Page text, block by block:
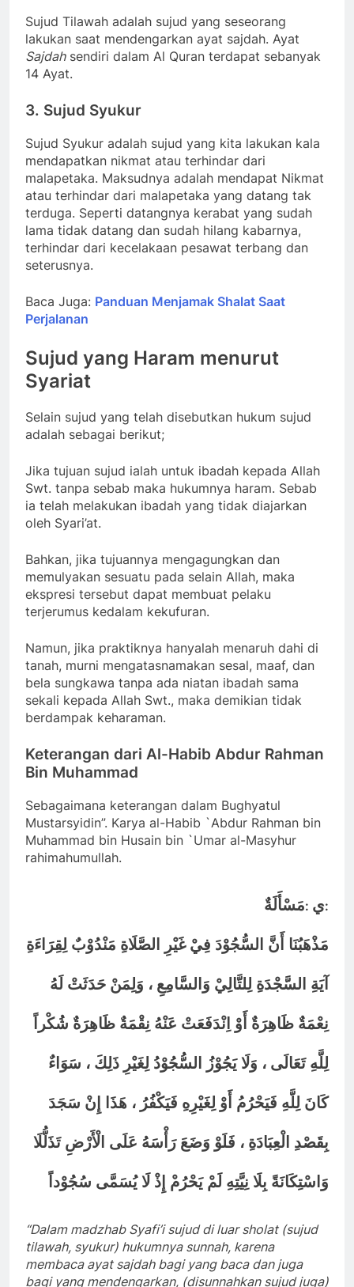
Sujud Tilawah adalah sujud yang seseorang
lakukan saat mendengarkan ayat sajdah. Ayat
Sajdahsendiri dalam Al Quran terdapat sebanyak
14 Ayat.
3. Sujud Syukur
Sujud Syukur adalah sujud yang kita lakukan kala
mendapatkan nikmat atau terhindar dari
malapetaka. Maksudnya adalah mendapat Nikmat
atau terhindar dari malapetaka yang datang tak
terduga. Seperti datangnya kerabat yang sudah
lama tidak datang dan sudah hilang kabarnya,
terhindar dari kecelakaan pesawat terbang dan
seterusnya.
Baca Juga: Panduan Menjamak Shalat Saat
Perjalanan
Sujud yang Haram menurut
Syariat
Selain sujud yang telah disebutkan hukum sujud
adalah sebagai berikut;
Jika tujuan sujud ialah untuk ibadah kepada Allah
Swt. tanpa sebab maka hukumnya haram. Sebab
ia telah melakukan ibadah yang tidak diajarkan
oleh Syari’at.
Bahkan, jika tujuannya mengagungkan dan
memulyakan sesuatu pada selain Allah, maka
ekspresi tersebut dapat membuat pelaku
terjerumus kedalam kekufuran.
Namun, jika praktiknya hanyalah menaruh dahi di
tanah, murni mengatasnamakan sesal, maaf, dan
bela sungkawa tanpa ada niatan ibadah sama
sekali kepada Allah Swt., maka demikian tidak
berdampak keharaman.
Keterangan dari Al-Habib Abdur Rahman
Bin Muhammad
Sebagaimana keterangan dalam Bughyatul
Mustarsyidin”. Karya al-Habib `Abdur Rahman bin
Muhammad bin Husain bin `Umar al-Masyhur
rahimahumullah.
مَسْأَلَةٌ: ي:
مَذْهَبُنَا أَنَّ السُّجُوْدَ فِيْ غَيْرِ الصَّلَاةِ مَنْدُوْبٌ لِقِرَاءَةِ
آيَةِ السَّجْدَةِ لِلتَّالِيْ وَالسَّامِعِ ، وَلِمَنْ حَدَثَتْ لَهُ
نِعْمَةٌ ظَاهِرَةٌ أَوْ اِنْدَفَعَتْ عَنْهُ نِقْمَةٌ ظَاهِرَةٌ شُكْراً
لِلَّهِ تَعَالَى ، وَلَا يَجُوْزُ السُّجُوْدُ لِغَيْرِ ذَلِكَ ، سَوَاءٌ
كَانَ لِلَّهِ فَيَحْرُمُ أَوْ لِغَيْرِهِ فَيَكْفُرُ ، هَذَا إِنْ سَجَدَ
بِقَصْدِ الْعِبَادَةِ ، فَلَوْ وَضَعَ رَأْسَهُ عَلَى الْأَرْضِ تَذَلُّلَا
وَاسْتِكَانَةً بِلَا نِيَّتِهِ لَمْ يَحْرُمْ إِذْ لَا يُسَمَّى سُجُوْداً
“Dalam madzhab Syafi’i sujud di luar sholat (sujud
tilawah, syukur) hukumnya sunnah, karena
membaca ayat sajdah bagi yang baca dan juga
bagi yang mendengarkan, (disunnahkan sujud juga)